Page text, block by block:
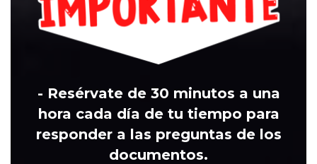
- Resérvate de 30 minutos a una
hora cada día de tu tiempo para
responder a las preguntas de los
documentos.